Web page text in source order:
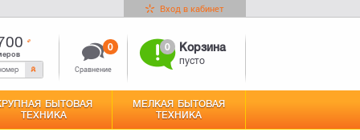
Вход в кабинет
Сравнение
0 0 Корзина
пусто
БЫТОВАЯ
ТЕХНИКА
МЕЛКАЯ БЫТОВАЯ
ТЕХНИКА